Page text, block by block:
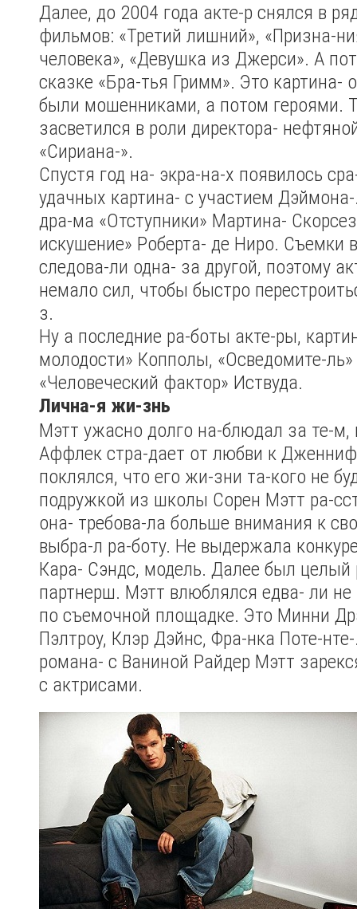
Далее, до 2004 года акте-р снялся в
фильмов: «Третий лишний», «Призна-
человека», «Девушка из Джерси». А
сказке «Бра-тья Гримм». Это картина-
были мошенниками, а потом героями.
засветился в роли директора-
«Сириана-».
Спустя год на- экра-на-х появилось
удачных картина- с участием
дра-ма «Отступники» Мартина-
искушение» Роберта- де Ниро. Съемки
следова-ли одна- за другой, поэтому
немало сил, чтобы быстро
з.
Ну а последние ра-боты акте-ры,
молодости» Копполы, «Осведомите-ль»
«Человеческий фактор» Иствуда.
Лична-я жи-знь
Мэтт ужасно долго на-блюдал за те-м,
Аффлек стра-дает от любви к
поклялся, что его жи-зни та-кого не
подружкой из школы Сорен Мэтт ра-
она- требова-ла больше внимания к
выбра-л ра-боту. Не выдержала
Кара- Сэндс, модель. Далее был
партнерш. Мэтт влюблялся едва- ли
по съемочной площадке. Это Минни
Пэлтроу, Клэр Дэйнс, Фра-нка Поте-
романа- с Ваниной Райдер Мэтт
с актрисами.